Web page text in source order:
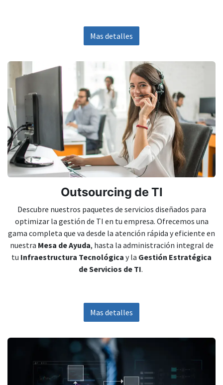
Mas detalles
Outsourcing de TI
Descubre nuestros paquetes de servicios diseñados para
optimizar la gestión de TI en tu empresa. Ofrecemos una
gama completa que va desde la atención rápida y eficiente en
nuestra Mesa de Ayuda, hasta la administración integral de
tu Infraestructura Tecnológica y la Gestión Estratégica
de Servicios de TI.
Mas detalles